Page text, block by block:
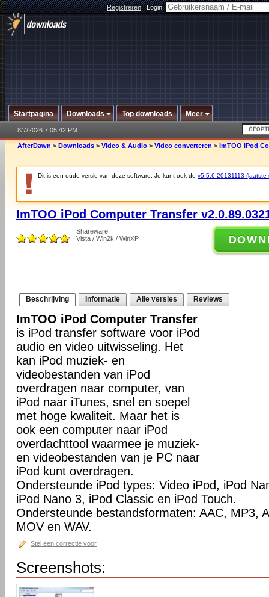
Registreren|Login:
Startpagina Downloads Top downloads Meer
8/7/2026 7:05:42 PM
AfterDawn > Downloads > Video & Audio > Video converteren > ImTOO iPod
Dit is een oude versie van deze software. Je kunt ook de v5.5.6.20131113 (laatste
ImTOO iPod Computer Transfer
Shareware
Vista / Win2k / WinXP
Beschrijving Informatie Alle versies Reviews
ImTOO iPod Computer Transfer
is iPod transfer software voor iPod
audio en video uitwisseling. Het
kan iPod muziek- en
videobestanden van iPod
overdragen naar computer, van
iPod naar iTunes, snel en soepel
met hoge kwaliteit. Maar het is
ook een computer naar iPod
overdachttool waarmee je muziek-
en videobestanden van je PC naar
iPod kunt overdragen.
Ondersteunde iPod types: Video iPod, iPod
iPod Nano 3, iPod Classic en iPod Touch.
Ondersteunde bestandsformaten: AAC, MP3,
MOV en WAV.
Stel een correctie voor
Screenshots: